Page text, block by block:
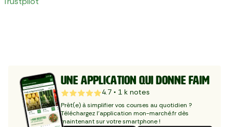
UNE APPLICATION QUI DONNE FAIM
4.7 •1 k notes
Prêt(e) à simplifier vos courses au quotidien ?
Téléchargez l'application mon-marché.fr dès
maintenant sur votre smartphone !